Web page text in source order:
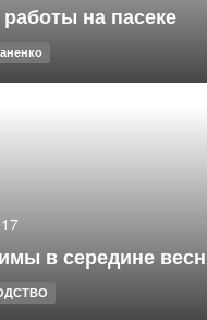
на пасеке
в середине